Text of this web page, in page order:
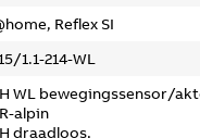
Reflex SI
1.1-214-WL
WL bewegingssensor/
alpin
draadloos,